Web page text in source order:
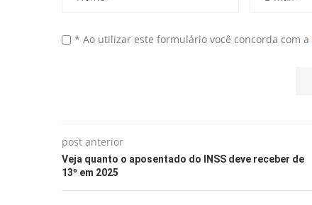
* Ao utilizar este formulário você concorda com a
post anterior
Veja quanto o aposentado do INSS deve receber de
13º em 2025